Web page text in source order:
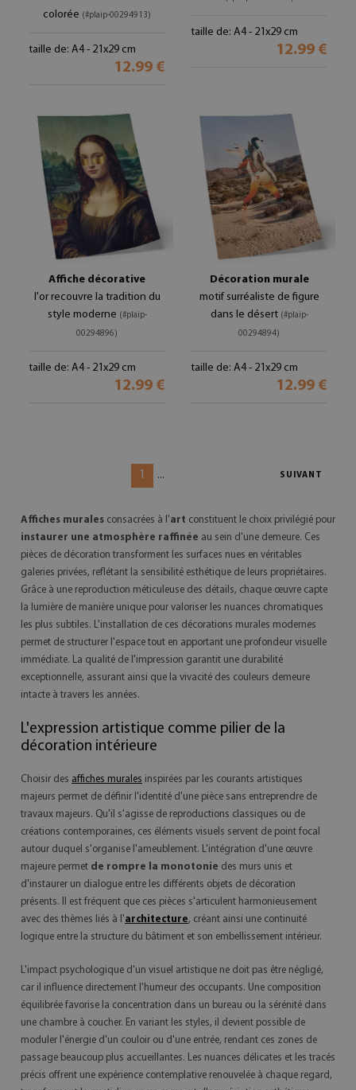
colorée (#plaip-00294913)
taille de: A4 - 21x29 cm
12.99 €
taille de: A4 - 21x29 cm
12.99 €
Affiche décorative
l'or recouvre la tradition du
style moderne (#plaip-
00294896)
taille de: A4 - 21x29 cm
12.99 €
Décoration murale
motif surréaliste de figure
dans le désert (#plaip-
00294894)
taille de: A4 - 21x29 cm
12.99 €
1 ... SUIVANT
Affiches murales consacrées à l'art constituent le choix privilégié pour
instaurer une atmosphère raffinée au sein d'une demeure. Ces
pièces de décoration transforment les surfaces nues en véritables
galeries privées, reflétant la sensibilité esthétique de leurs propriétaires.
Grâce à une reproduction méticuleuse des détails, chaque œuvre capte
la lumière de manière unique pour valoriser les nuances chromatiques
les plus subtiles. L'installation de ces décorations murales modernes
permet de structurer l'espace tout en apportant une profondeur visuelle
immédiate. La qualité de l'impression garantit une durabilité
exceptionnelle, assurant ainsi que la vivacité des couleurs demeure
intacte à travers les années.
L'expression artistique comme pilier de la
décoration intérieure
Choisir des affiches murales inspirées par les courants artistiques
majeurs permet de définir l'identité d'une pièce sans entreprendre de
travaux majeurs. Qu'il s'agisse de reproductions classiques ou de
créations contemporaines, ces éléments visuels servent de point focal
autour duquel s'organise l'ameublement. L'intégration d'une œuvre
majeure permet de rompre la monotonie des murs unis et
d'instaurer un dialogue entre les différents objets de décoration
présents. Il est fréquent que ces pièces s'articulent harmonieusement
avec des thèmes liés à l'architecture, créant ainsi une continuité
logique entre la structure du bâtiment et son embellissement intérieur.
L'impact psychologique d'un visuel artistique ne doit pas être négligé,
car il influence directement l'humeur des occupants. Une composition
équilibrée favorise la concentration dans un bureau ou la sérénité dans
une chambre à coucher. En variant les styles, il devient possible de
moduler l'énergie d'un couloir ou d'une entrée, rendant ces zones de
passage beaucoup plus accueillantes. Les nuances délicates et les tracés
précis offrent une expérience contemplative renouvelée à chaque regard,